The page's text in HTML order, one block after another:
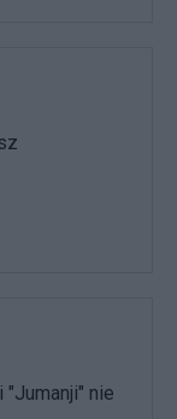
"Jumanji" nie